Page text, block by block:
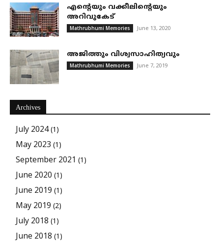
എന്റെയും വക്കീലിന്റെയും
അറിവുകേട്
Mathrubhumi Memories June 13, 2020
അജിത്തും വിശ്വസാഹിത്യവും
Mathrubhumi Memories June 7, 2019
Archives
July 2024(1)
May 2023 (1)
September 2021 (1)
June 2020 (1)
June 2019 (1)
May 2019 (2)
July 2018 (1)
June 2018 (1)